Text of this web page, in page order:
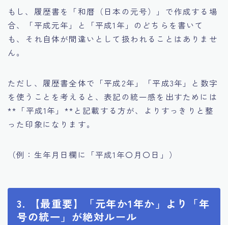
もし、履歴書を「和暦（日本の元号）」で作成する場
合、「平成元年」と「平成1年」のどちらを書いて
も、それ自体が間違いとして扱われることはありませ
ん。
ただし、履歴書全体で「平成2年」「平成3年」と数字
を使うことを考えると、表記の統一感を出すためには
**「平成1年」**と記載する方が、よりすっきりと整
った印象になります。
（例：生年月日欄に「平成1年〇月〇日」）
3. 【最重要】「元年か1年か」より「年
号の統一」が絶対ルール